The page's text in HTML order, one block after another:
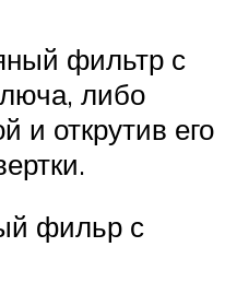
фильтр с
либо
и открутив его
фильр с